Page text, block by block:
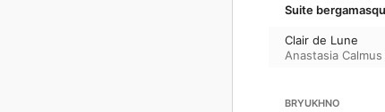
Suite
Clair de Lune
Anastasia Calmus
BRYUKHNO